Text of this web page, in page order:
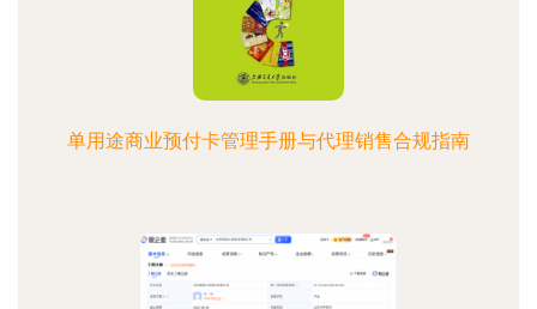
单用途商业预付卡管理手册与代理销售合规指南